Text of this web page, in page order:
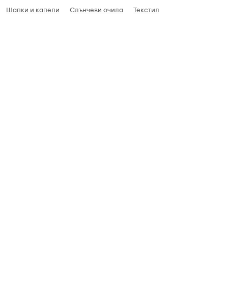
Шапки и капели Слънчеви очила Текстил